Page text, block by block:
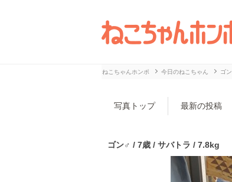
ねこちゃんホンポ 今日のねこちゃん ゴン
写真トップ 最新の投稿
ゴン♂ / 7歳 / サバトラ / 7.8kg